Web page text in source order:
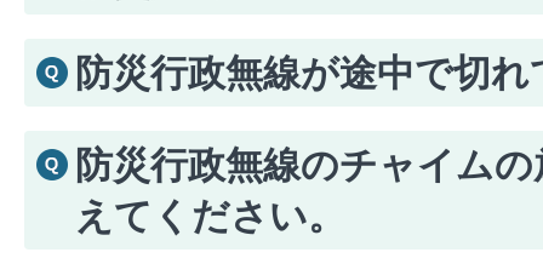
防災行政無線が途中で切
防災行政無線のチャイム
えてください。